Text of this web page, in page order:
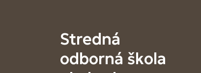
Stredná
odborná škola